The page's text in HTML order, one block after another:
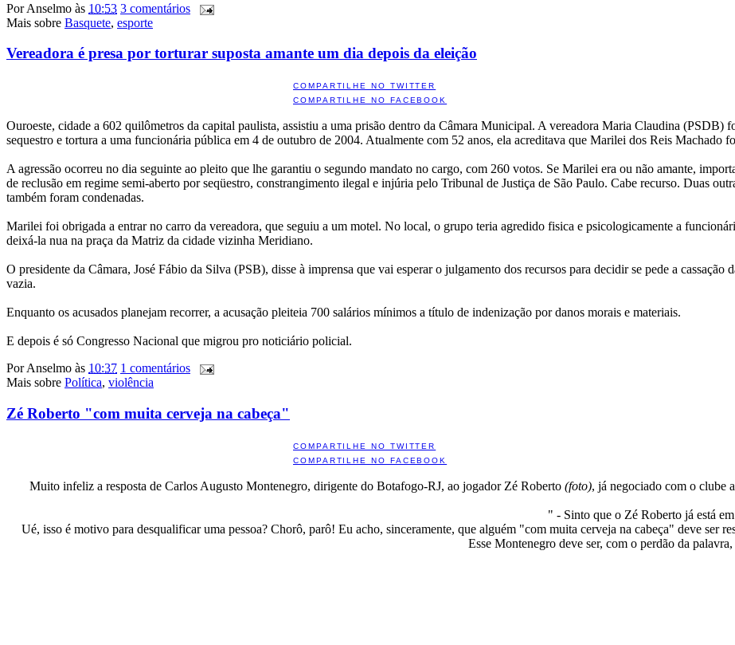
PorAnselmo às 10:53 3 comentários
Mais sobre Basquete, esporte
Vereadora é presa por torturar suposta amante um dia depois da eleição
COMPARTILHE NO TWITTER
COMPARTILHE NO FACEBOOK
Ouroeste, cidade a 602 quilômetros da capital paulista, assistiu a uma prisão dentro da Câmara Municipal. A vereadora Maria Claudina (PSDB)
sequestro e tortura a uma funcionária pública em 4 de outubro de 2004. Atualmente com 52 anos, ela acreditava que Marilei dos Reis Machado
A agressão ocorreu no dia seguinte ao pleito que lhe garantiu o segundo mandato no cargo, com 260 votos. Se Marilei era ou não amante,
de reclusão em regime semi-aberto por seqüestro, constrangimento ilegal e injúria pelo Tribunal de Justiça de São Paulo. Cabe recurso. Duas
também foram condenadas.
Marilei foi obrigada a entrar no carro da vereadora, que seguiu a um motel. No local, o grupo teria agredido fisica e psicologicamente a
deixá-la nua na praça da Matriz da cidade vizinha Meridiano.
O presidente da Câmara, José Fábio da Silva (PSB), disse à imprensa que vai esperar o julgamento dos recursos para decidir se pede a
vazia.
Enquanto os acusados planejam recorrer, a acusação pleiteia 700 salários mínimos a título de indenização por danos morais e materiais.
E depois é só Congresso Nacional que migrou pro noticiário policial.
PorAnselmo às 10:37 1 comentários
Mais sobre Política, violência
Zé Roberto "com muita cerveja na cabeça"
COMPARTILHE NO TWITTER
COMPARTILHE NO FACEBOOK
Muito infeliz a resposta de Carlos Augusto Montenegro, dirigente do Botafogo-RJ, ao jogador Zé Roberto (foto), já negociado com o clube
" - Sinto que o Zé Roberto já está
Ué, isso é motivo para desqualificar uma pessoa? Chorô, parô! Eu acho, sinceramente, que alguém "com muita cerveja na cabeça" deve ser
Esse Montenegro deve ser, com o perdão da